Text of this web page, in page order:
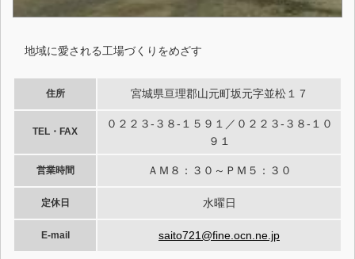
地域に愛される工場づくりをめざす
住所 宮城県亘理郡山元町坂元字並松１７
TEL・FAX
０２２３-３８-１５９１／０２２３-３８-１０
９１
営業時間 ＡＭ８：３０～ＰＭ５：３０
定休日 水曜日
E-mail saito721@fine.ocn.ne.jp